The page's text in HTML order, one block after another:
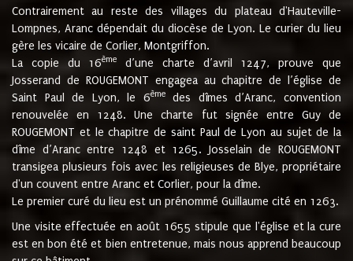
Contrairement au reste des villages du plateau d'Hauteville-
Lompnes, Aranc dépendait du diocèse de Lyon. Le curier du lieu
gère les vicaire de Corlier, Montgriffon.
La copie du 16ème
d’une charte d’avril 1247, prouve que
Josserand de ROUGEMONT engagea au chapitre de l’église de
Saint Paul de Lyon, le 6èmedes dîmes d’Aranc, convention
renouvelée en 1248. Une charte fut signée entre Guy de
ROUGEMONT et le chapitre de saint Paul de Lyon au sujet de la
dîme d’Aranc entre 1248 et 1265. Josselain de ROUGEMONT
transigea plusieurs fois avec les religieuses de Blye, propriétaire
d'un couvent entre Aranc et Corlier, pour la dîme.
Le premier curé du lieu est un prénommé Guillaume cité en 1263.
Une visite effectuée en août 1655 stipule que l'église et la cure
est en bon été et bien entretenue, mais nous apprend beaucoup